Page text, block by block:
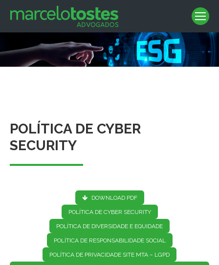
Você está aqui:
POLÍTICA DE CYBER
SECURITY
DOWNLOAD PDF
POLÍTICA DE CYBER SECURITY
POLÍTICA DE DIVERSIDADE E EQUIDADE
POLÍTICA DE RESPONSABILIDADE SOCIAL
POLÍTICA DE PRIVACIDADE SITE MTA – LGPD